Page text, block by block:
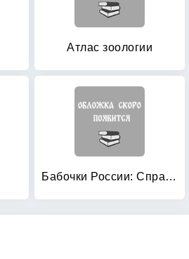
Атлас зоологии
Бабочки России: Справочное пособие